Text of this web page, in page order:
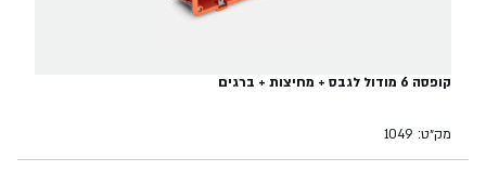
קופסה 6 מודול לגבס + מחיצות + ברגים
מק״ט: 1049